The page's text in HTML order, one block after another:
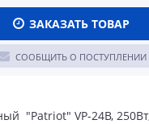
"Patriot" VP-24B,
ЗАКАЗАТЬ ТОВАР
СООБЩИТЬ О ПОСТУПЛЕНИИ